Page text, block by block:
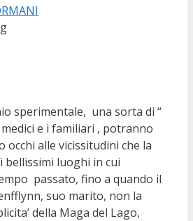
sperimentale, una sorta di “
medici e i familiari , potranno
occhi alle vicissitudini che la
bellissimi luoghi in cui
passato, fino a quando il
suo marito, non la
della Maga del Lago,